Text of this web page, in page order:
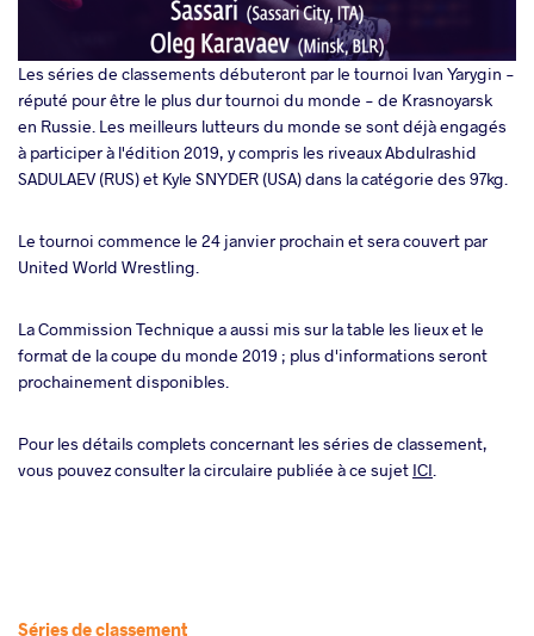
Les séries de classements débuteront par le tournoi Ivan Yarygin -
réputé pour être le plus dur tournoi du monde - de Krasnoyarsk
en Russie. Les meilleurs lutteurs du monde se sont déjà engagés
à participer à l'édition 2019, y compris les riveaux Abdulrashid
SADULAEV (RUS) et Kyle SNYDER (USA) dans la catégorie des 97kg.
Le tournoi commence le 24 janvier prochain et sera couvert par
United World Wrestling.
La Commission Technique a aussi mis sur la table les lieux et le
format de la coupe du monde 2019 ; plus d'informations seront
prochainement disponibles.
Pour les détails complets concernant les séries de classement,
vous pouvez consulter la circulaire publiée à ce sujet ICI
Séries de classement